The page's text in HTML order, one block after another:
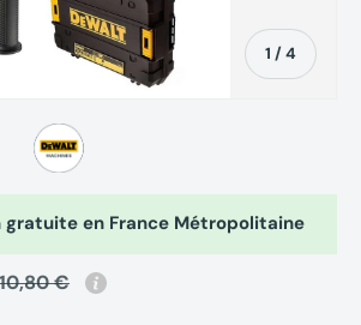
1 /de
4
gratuite en France Métropolitaine
€